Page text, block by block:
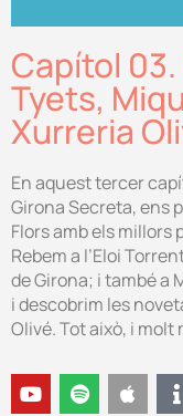
Capítol
Tyets,
Xurreria
En aquest tercer
Girona Secreta, ens
Flors amb els millors
Rebem a l’Eloi
de Girona; i també a
i descobrim les
Olivé. Tot això, i molt